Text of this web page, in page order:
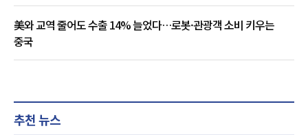
美와 교역 줄어도 수출 14% 늘었다…로봇·관광객 소비 키우는
중국
추천 뉴스